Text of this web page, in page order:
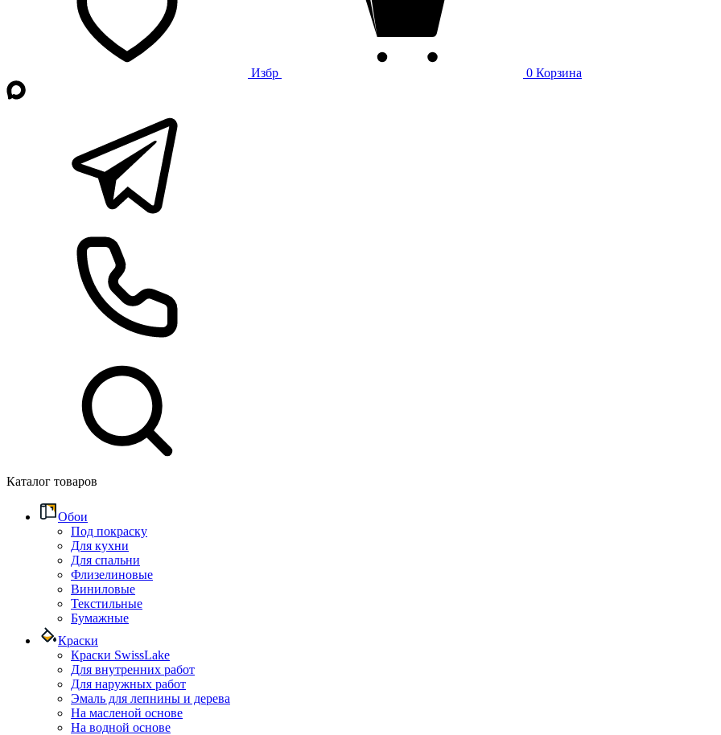
Избр 0 Корзина
Каталог товаров
Обои
Под покраску
Для кухни
Для спальни
Флизелиновые
Виниловые
Текстильные
Бумажные
Краски
Краски SwissLake
Для внутренних работ
Для наружных работ
Эмаль для лепнины и дерева
На масленой основе
На водной основе